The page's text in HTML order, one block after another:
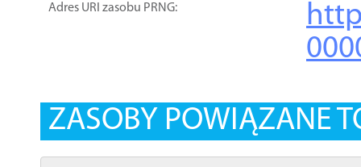
Adres URI zasobu PRNG:
ZASOBY POWIĄZANE